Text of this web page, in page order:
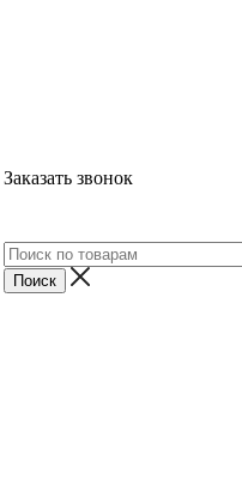
Заказать звонок